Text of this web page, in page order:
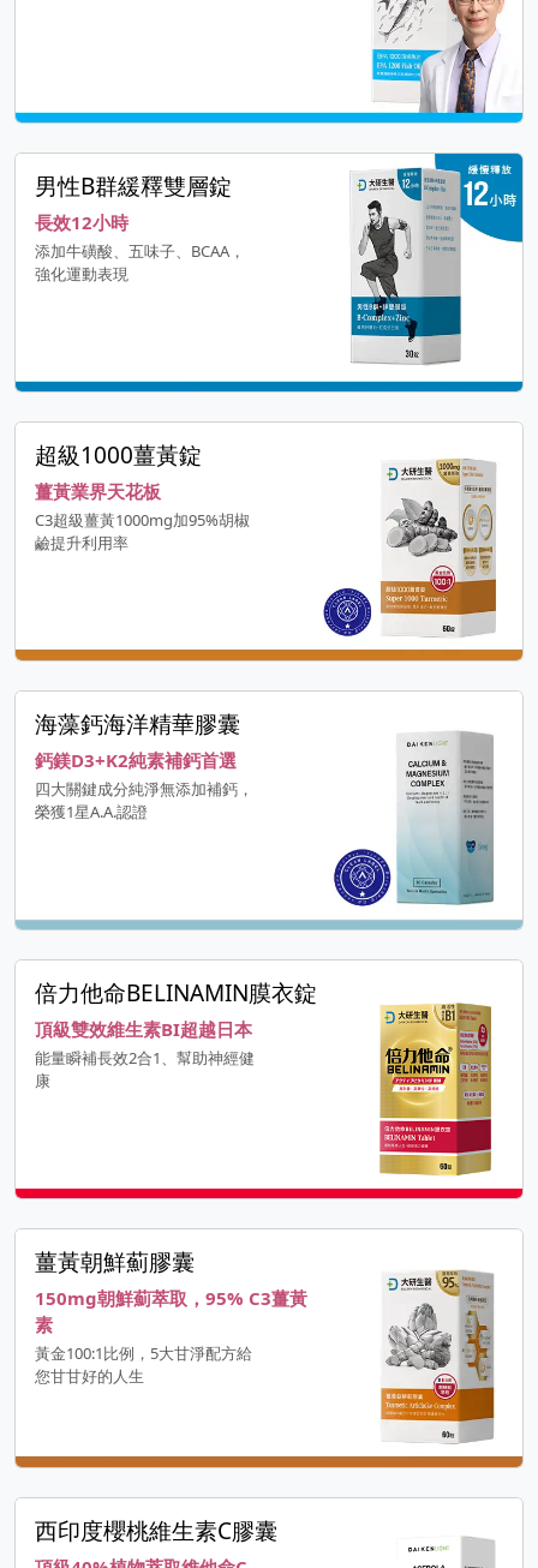
男性B群緩釋雙層錠
長效12小時
添加牛磺酸、五味子、BCAA，
強化運動表現
超級1000薑黃錠
薑黃業界天花板
C3超級薑黃1000mg加95%胡椒
鹼提升利用率
海藻鈣海洋精華膠囊
鈣鎂D3+K2純素補鈣首選
四大關鍵成分純淨無添加補鈣，
榮獲1星A.A.認證
倍力他命BELINAMIN膜衣錠
頂級雙效維生素BI超越日本
能量瞬補長效2合1、幫助神經健
康
薑黃朝鮮薊膠囊
150mg朝鮮薊萃取，95% C3薑黃
素
黃金100:1比例，5大甘淨配方給
您甘甘好的人生
西印度櫻桃維生素C膠囊